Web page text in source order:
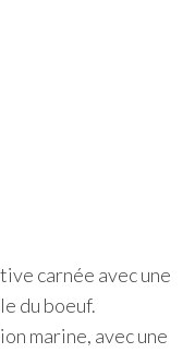
carnée avec une
du boeuf.
marine, avec une